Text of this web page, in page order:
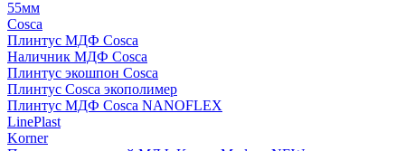
55мм
Cosca
Плинтус МДФ Cosca
Наличник МДФ Cosca
Плинтус экошпон Cosca
Плинтус Cosca экополимер
Плинтус МДФ Cosca NANOFLEX
LinePlast
Korner